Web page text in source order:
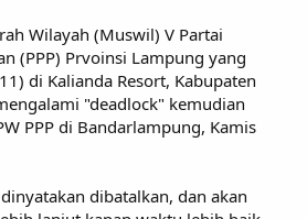
Wilayah (Muswil) V Partai
(PPP) Prvoinsi Lampung yang
di Kalianda Resort, Kabupaten
"deadlock" kemudian
PPP di Bandarlampung, Kamis
dibatalkan, dan akan